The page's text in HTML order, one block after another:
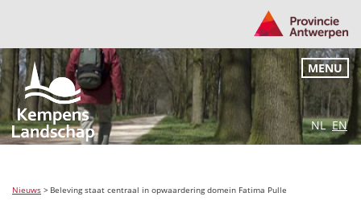
NL EN
MENU
Nieuws > Beleving staat centraal in opwaardering domein Fatima Pulle